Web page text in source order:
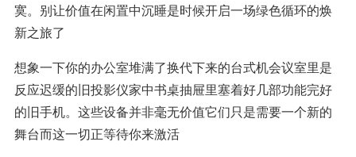
寞。别让价值在闲置中沉睡是时候开启一场绿色循环的焕
新之旅了
想象一下你的办公室堆满了换代下来的台式机会议室里是
反应迟缓的旧投影仪家中书桌抽屉里塞着好几部功能完好
的旧手机。这些设备并非毫无价值它们只是需要一个新的
舞台而这一切正等待你来激活